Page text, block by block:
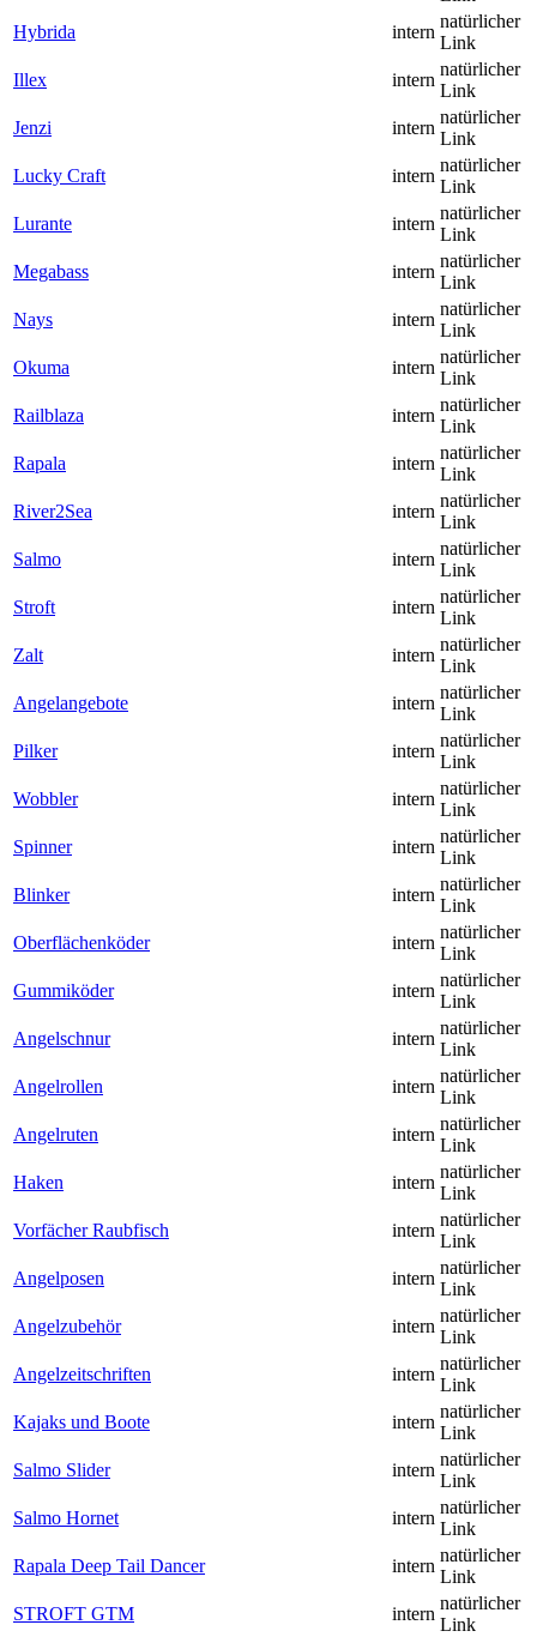
Hybrida
intern
natürlicher
Link
Illex
intern
natürlicher
Link
Jenzi
intern
natürlicher
Link
Lucky Craft
intern
natürlicher
Link
Lurante
intern
natürlicher
Link
Megabass
intern
natürlicher
Link
Nays
intern
natürlicher
Link
Okuma
intern
natürlicher
Link
Railblaza
intern
natürlicher
Link
Rapala
intern
natürlicher
Link
River2Sea
intern
natürlicher
Link
Salmo
intern
natürlicher
Link
Stroft
intern
natürlicher
Link
Zalt
intern
natürlicher
Link
Angelangebote
intern
natürlicher
Link
Pilker
intern
natürlicher
Link
Wobbler
intern
natürlicher
Link
Spinner
intern
natürlicher
Link
Blinker
intern
natürlicher
Link
Oberflächenköder
intern
natürlicher
Link
Gummiköder
intern
natürlicher
Link
Angelschnur
intern
natürlicher
Link
Angelrollen
intern
natürlicher
Link
Angelruten
intern
natürlicher
Link
Haken
intern
natürlicher
Link
Vorfächer Raubfisch
intern
natürlicher
Link
Angelposen
intern
natürlicher
Link
Angelzubehör
intern
natürlicher
Link
Angelzeitschriften
intern
natürlicher
Link
Kajaks und Boote
intern
natürlicher
Link
Salmo Slider
intern
natürlicher
Link
Salmo Hornet
intern
natürlicher
Link
Rapala Deep Tail Dancer
intern
natürlicher
Link
STROFT GTM
intern
natürlicher
Link